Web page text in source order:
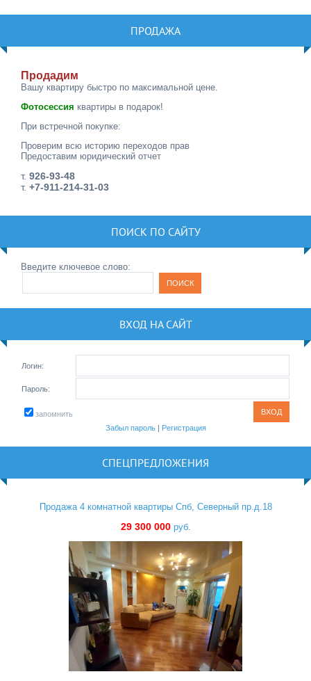
ПРОДАЖА
Продадим
Вашу квартиру быстро по максимальной цене.
Фотосессия квартиры в подарок!
При встречной покупке:
Проверим всю историю переходов прав
Предоставим юридический отчет
т. 926-93-48
т. +7-911-214-31-03
ПОИСК ПО САЙТУ
Введите ключевое слово:
ВХОД НА САЙТ
Логин:
Пароль:
запомнить
Забыл пароль| Регистрация
СПЕЦПРЕДЛОЖЕНИЯ
Продажа 4 комнатной квартиры Спб, Северный пр.д.18
29 300 000руб.